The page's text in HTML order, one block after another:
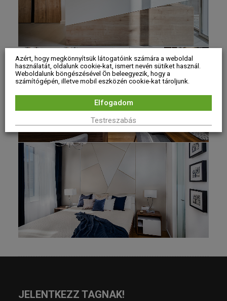
JELENTKEZZ TAGNAK!
Azért, hogy megkönnyítsük látogatóink számára a weboldal
használatát, oldalunk cookie-kat, ismert nevén sütiket használ.
Weboldalunk böngészésével Ön beleegyezik, hogy a
számítógépén, illetve mobil eszközén cookie-kat tároljunk.
Testreszabás
Elfogadom